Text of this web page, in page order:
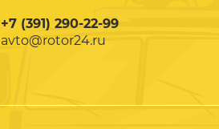
+7 (391) 290-22-99
avto@rotor24.ru